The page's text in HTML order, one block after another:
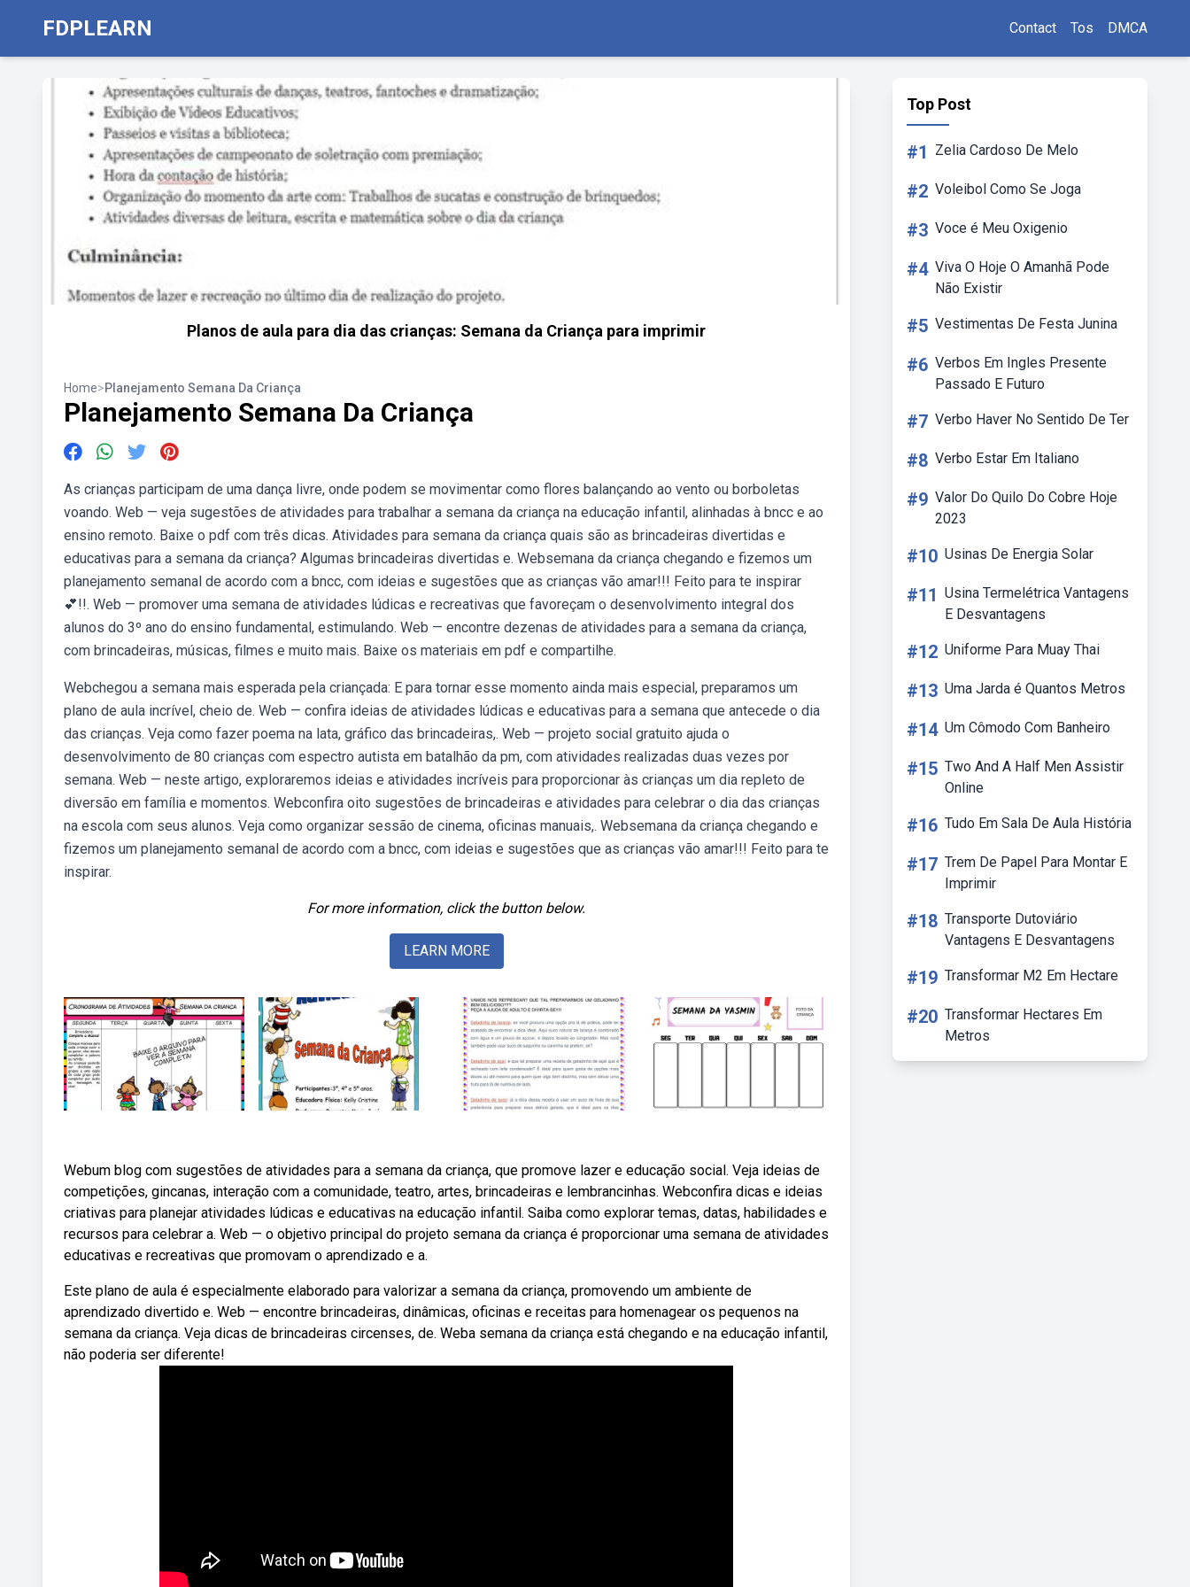
FDPLEARN Contact Tos DMCA
Planos de aula para dia das crianças: Semana da Criança para imprimir
Home>Planejamento Semana Da Criança
Planejamento Semana Da Criança
As crianças participam de uma dança livre, onde podem se movimentar como flores balançando ao vento ou borboletas
voando. Web — veja sugestões de atividades para trabalhar a semana da criança na educação infantil, alinhadas à bncc e ao
ensino remoto. Baixe o pdf com três dicas. Atividades para semana da criança quais são as brincadeiras divertidas e
educativas para a semana da criança? Algumas brincadeiras divertidas e. Websemana da criança chegando e fizemos um
planejamento semanal de acordo com a bncc, com ideias e sugestões que as crianças vão amar!!! Feito para te inspirar
💕!!. Web — promover uma semana de atividades lúdicas e recreativas que favoreçam o desenvolvimento integral dos
alunos do 3º ano do ensino fundamental, estimulando. Web — encontre dezenas de atividades para a semana da criança,
com brincadeiras, músicas, filmes e muito mais. Baixe os materiais em pdf e compartilhe.
Webchegou a semana mais esperada pela criançada: E para tornar esse momento ainda mais especial, preparamos um
plano de aula incrível, cheio de. Web — confira ideias de atividades lúdicas e educativas para a semana que antecede o dia
das crianças. Veja como fazer poema na lata, gráfico das brincadeiras,. Web — projeto social gratuito ajuda o
desenvolvimento de 80 crianças com espectro autista em batalhão da pm, com atividades realizadas duas vezes por
semana. Web — neste artigo, exploraremos ideias e atividades incríveis para proporcionar às crianças um dia repleto de
diversão em família e momentos. Webconfira oito sugestões de brincadeiras e atividades para celebrar o dia das crianças
na escola com seus alunos. Veja como organizar sessão de cinema, oficinas manuais,. Websemana da criança chegando e
fizemos um planejamento semanal de acordo com a bncc, com ideias e sugestões que as crianças vão amar!!! Feito para te
inspirar.
For more information, click the button below.
LEARN MORE
Webum blog com sugestões de atividades para a semana da criança, que promove lazer e educação social. Veja ideias de
competições, gincanas, interação com a comunidade, teatro, artes, brincadeiras e lembrancinhas. Webconfira dicas e ideias
criativas para planejar atividades lúdicas e educativas na educação infantil. Saiba como explorar temas, datas, habilidades e
recursos para celebrar a. Web — o objetivo principal do projeto semana da criança é proporcionar uma semana de atividades
educativas e recreativas que promovam o aprendizado e a.
Este plano de aula é especialmente elaborado para valorizar a semana da criança, promovendo um ambiente de
aprendizado divertido e. Web — encontre brincadeiras, dinâmicas, oficinas e receitas para homenagear os pequenos na
semana da criança. Veja dicas de brincadeiras circenses, de. Weba semana da criança está chegando e na educação infantil,
não poderia ser diferente!
Top Post
#1 Zelia Cardoso De Melo
#2 Voleibol Como Se Joga
#3 Voce é Meu Oxigenio
#4 Viva O Hoje O Amanhã Pode
Não Existir
#5 Vestimentas De Festa Junina
#6 Verbos Em Ingles Presente
Passado E Futuro
#7 Verbo Haver No Sentido De Ter
#8 Verbo Estar Em Italiano
#9 Valor Do Quilo Do Cobre Hoje
2023
#10 Usinas De Energia Solar
#11 Usina Termelétrica Vantagens
E Desvantagens
#12 Uniforme Para Muay Thai
#13 Uma Jarda é Quantos Metros
#14 Um Cômodo Com Banheiro
#15 Two And A Half Men Assistir
Online
#16 Tudo Em Sala De Aula História
#17 Trem De Papel Para Montar E
Imprimir
#18 Transporte Dutoviário
Vantagens E Desvantagens
#19 Transformar M2 Em Hectare
#20 Transformar Hectares Em
Metros